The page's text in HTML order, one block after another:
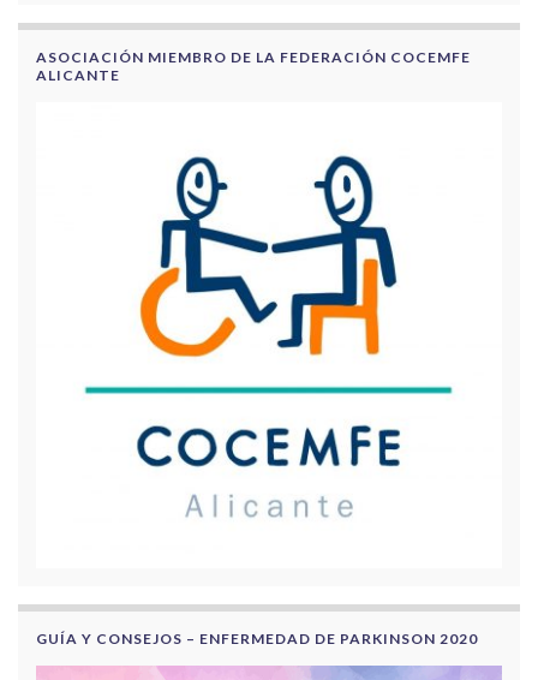
ASOCIACIÓN MIEMBRO DE LA FEDERACIÓN COCEMFE
ALICANTE
GUÍA Y CONSEJOS – ENFERMEDAD DE PARKINSON 2020